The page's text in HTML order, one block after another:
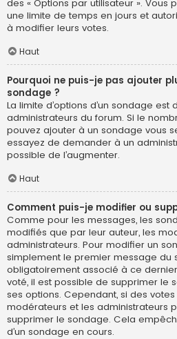
des « Options par utilisateur ».
une limite de temps en jours et
à modifier leurs votes.
Haut
Pourquoi ne puis-je pas ajouter
sondage ?
La limite d’options d’un sondage
administrateurs du forum. Si le
pouvez ajouter à un sondage vous
essayez de demander à un
possible de l’augmenter.
Haut
Comment puis-je modifier ou
Comme pour les messages, les
modifiés que par leur auteur, les
administrateurs. Pour modifier un
simplement le premier message du
obligatoirement associé à ce
voté, il est possible de supprimer le
ses options. Cependant, si des
modérateurs et les administrateurs
supprimer le sondage. Cela
d’un sondage en cours.